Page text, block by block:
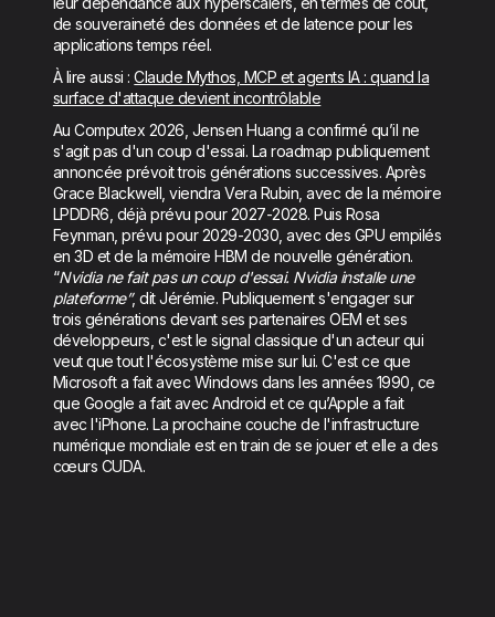
de souveraineté des données et de latence pour les
applications temps réel.
À lire aussi :Claude Mythos, MCP et agents IA : quand la
surface d'attaque devient incontrôlable
Au Computex 2026, Jensen Huang a confirmé qu’il ne
s'agit pas d'un coup d'essai. La roadmap publiquement
annoncée prévoit trois générations successives. Après
Grace Blackwell, viendra Vera Rubin, avec de la mémoire
LPDDR6, déjà prévu pour 2027-2028. Puis Rosa
Feynman, prévu pour 2029-2030, avec des GPU empilés
en 3D et de la mémoire HBM de nouvelle génération.
“Nvidia ne fait pas un coup d'essai. Nvidia installe une
plateforme”, dit Jérémie. Publiquement s'engager sur
trois générations devant ses partenaires OEM et ses
développeurs, c'est le signal classique d'un acteur qui
veut que tout l'écosystème mise sur lui. C'est ce que
Microsoft a fait avec Windows dans les années 1990, ce
que Google a fait avec Android et ce qu’Apple a fait
avec l'iPhone. La prochaine couche de l'infrastructure
numérique mondiale est en train de se jouer et elle a des
cœurs CUDA.